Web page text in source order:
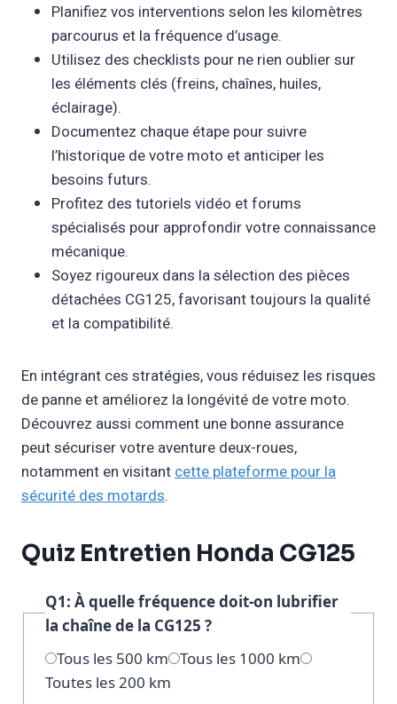
Planifiez vos interventions selon les kilomètres
parcourus et la fréquence d’usage.
Utilisez des checklists pour ne rien oublier sur
les éléments clés (freins, chaînes, huiles,
éclairage).
Documentez chaque étape pour suivre
l’historique de votre moto et anticiper les
besoins futurs.
Profitez des tutoriels vidéo et forums
spécialisés pour approfondir votre connaissance
mécanique.
Soyez rigoureux dans la sélection des pièces
détachées CG125, favorisant toujours la qualité
et la compatibilité.
En intégrant ces stratégies, vous réduisez les risques
de panne et améliorez la longévité de votre moto.
Découvrez aussi comment une bonne assurance
peut sécuriser votre aventure deux-roues,
notamment en visitantcette plateforme pour la
sécurité des motards.
Quiz Entretien Honda CG125
Q1: À quelle fréquence doit-on lubrifier
la chaîne de la CG125 ?
Tous les 500 km Tous les 1000 km
Toutes les 200 km